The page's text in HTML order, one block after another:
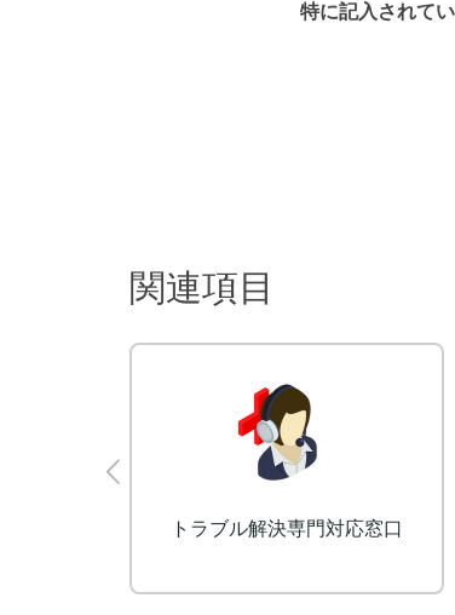
特に記入されて
関連項目
予約・決済受付システム